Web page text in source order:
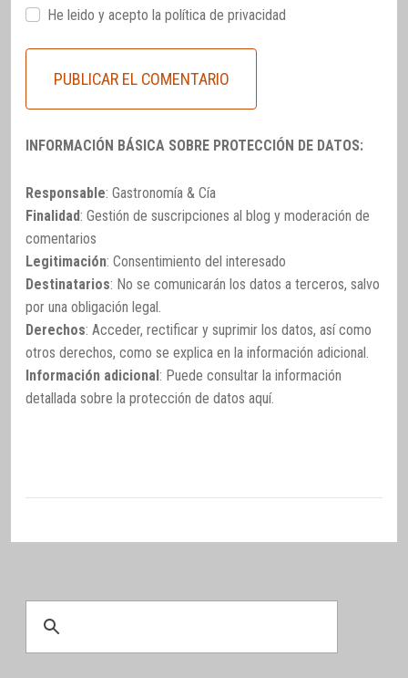
He leido y acepto la política de privacidad
INFORMACIÓN BÁSICA SOBRE PROTECCIÓN DE DATOS:
Responsable: Gastronomía & Cía
Finalidad: Gestión de suscripciones al blog y moderación de
comentarios
Legitimación: Consentimiento del interesado
Destinatarios: No se comunicarán los datos a terceros, salvo
por una obligación legal.
Derechos: Acceder, rectificar y suprimir los datos, así como
otros derechos, como se explica en la información adicional.
Información adicional: Puede consultar la información
detallada sobre la protección de datos aquí.